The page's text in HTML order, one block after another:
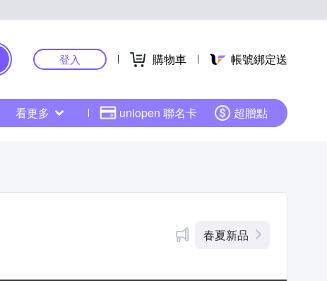
登入 購物車 帳號綁定送
看更多 uniopen 聯名卡 超贈點
春夏新品